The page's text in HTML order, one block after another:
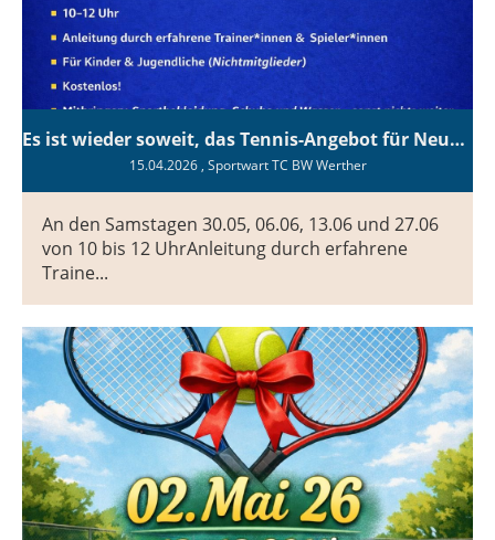
Es ist wieder soweit, das Tennis-Angebot für Neugierige startet am 30.05.26!
15.04.2026, Sportwart TC BW Werther
An den Samstagen 30.05, 06.06, 13.06 und 27.06
von 10 bis 12 UhrAnleitung durch erfahrene
Traine...